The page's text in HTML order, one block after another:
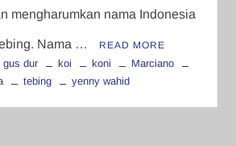
mengharumkan nama Indonesia
Nama … READ MORE
gus dur koi koni
Marciano
tebing yenny wahid